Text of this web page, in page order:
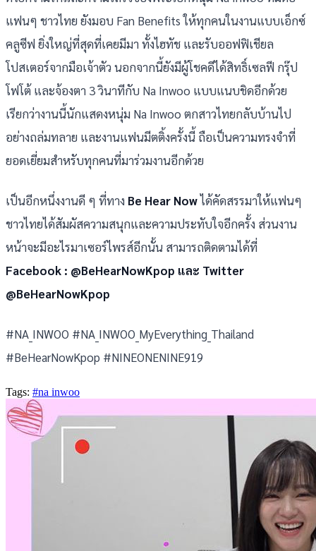
แฟนๆ ชาวไทย ยังมอบ Fan Benefits ให้ทุกคนในงานแบบเอ็กซ์
คลูซีฟ ยิ่งใหญ่ที่สุดที่เคยมีมา ทั้งไฮทัช และรับออฟฟิเชียล
โปสเตอร์จากมือเจ้าตัว นอกจากนี้ยังมีผู้โชคดีได้สิทธิ์เซลฟี กรุ๊ป
โฟโต้ และจ้องตา 3 วินาทีกับ Na Inwoo แบบแนบชิดอีกด้วย
เรียกว่างานนี้นักแสดงหนุ่ม Na Inwoo ตกสาวไทยกลับบ้านไป
อย่างถล่มทลาย และงานแฟนมีตติ้งครั้งนี้ ถือเป็นความทรงจำที่
ยอดเยี่ยมสำหรับทุกคนที่มาร่วมงานอีกด้วย
เป็นอีกหนึ่งงานดี ๆ ที่ทาง Be Hear Nowได้คัดสรรมาให้แฟนๆ
ชาวไทยได้สัมผัสความสนุกและความประทับใจอีกครั้ง ส่วนงาน
หน้าจะมีอะไรมาเซอร์ไพรส์อีกนั้น สามารถติดตามได้ที่
Facebook : @BeHearNowKpop และ Twitter
@BeHearNowKpop
#NA_INWOO #NA_INWOO_MyEverything_Thailand
#BeHearNowKpop #NINEONENINE919
Tags: #na inwoo